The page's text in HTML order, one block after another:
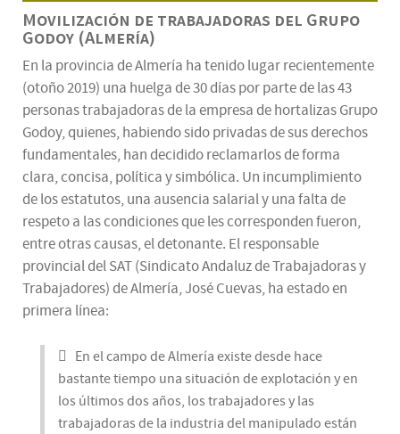
Movilización de trabajadoras del Grupo
Godoy (Almería)
En la provincia de Almería ha tenido lugar recientemente
(otoño 2019) una huelga de 30 días por parte de las 43
personas trabajadoras de la empresa de hortalizas Grupo
Godoy, quienes, habiendo sido privadas de sus derechos
fundamentales, han decidido reclamarlos de forma
clara, concisa, política y simbólica. Un incumplimiento
de los estatutos, una ausencia salarial y una falta de
respeto a las condiciones que les corresponden fueron,
entre otras causas, el detonante. El responsable
provincial del SAT (Sindicato Andaluz de Trabajadoras y
Trabajadores) de Almería, José Cuevas, ha estado en
primera línea:
En el campo de Almería existe desde hace
bastante tiempo una situación de explotación y en
los últimos dos años, los trabajadores y las
trabajadoras de la industria del manipulado están